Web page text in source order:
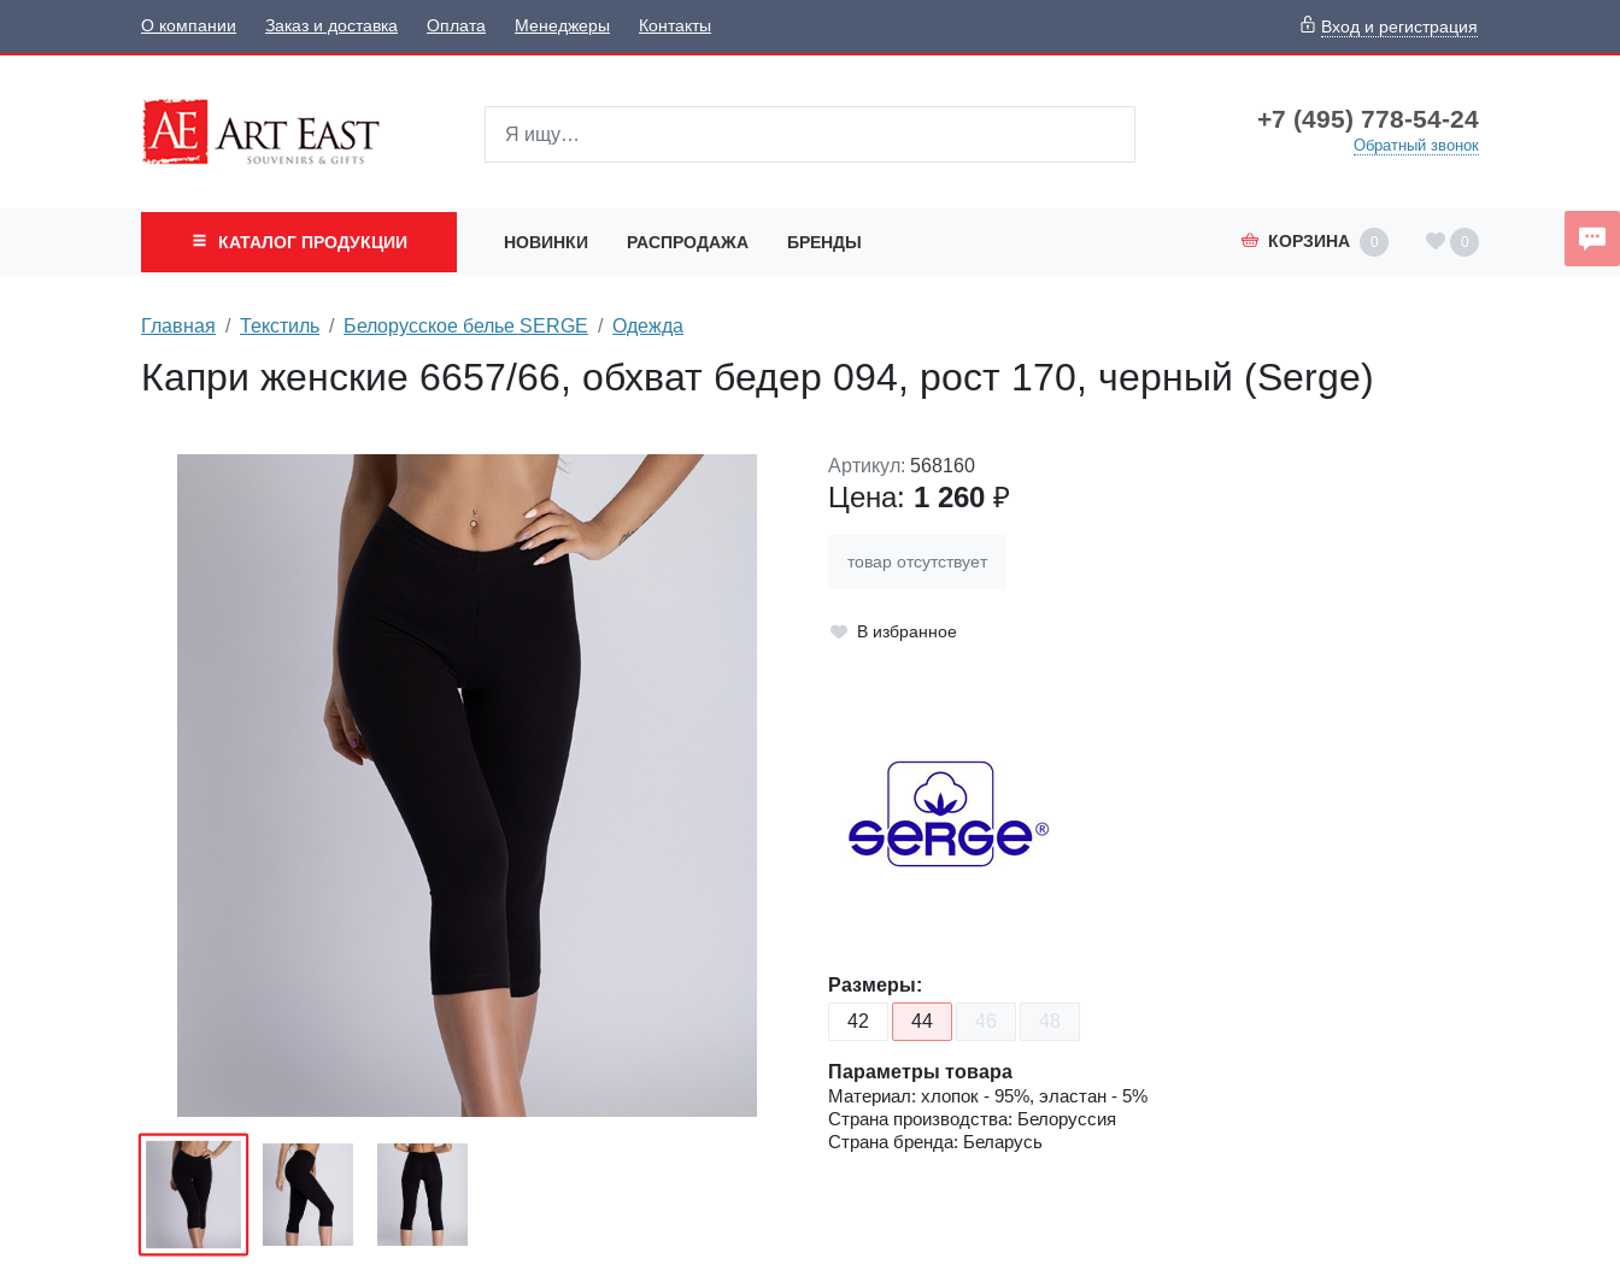
О компании Заказ и доставка Оплата Менеджеры Контакты Вход и регистрация
+7 (495) 778-54-24
Обратный звонок
КАТАЛОГ ПРОДУКЦИИ НОВИНКИ РАСПРОДАЖА БРЕНДЫ КОРЗИНА 0 0
Главная Текстиль Белорусское белье SERGE Одежда
Капри женские 6657/66, обхват бедер 094, рост 170, черный (Serge)
Артикул: 568160
Цена: 1 260 ₽
товар отсутствует
В избранное
Размеры:
42
44 46 48
Параметры товара
Материал: хлопок - 95%, эластан - 5%
Страна производства: Белоруссия
Страна бренда: Беларусь